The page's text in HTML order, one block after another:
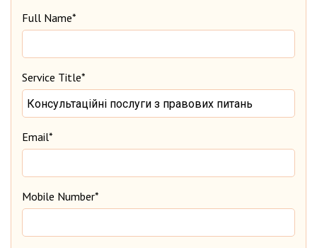
Full Name*
Service Title*
Email*
Mobile Number*